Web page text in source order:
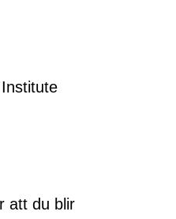
att du blir